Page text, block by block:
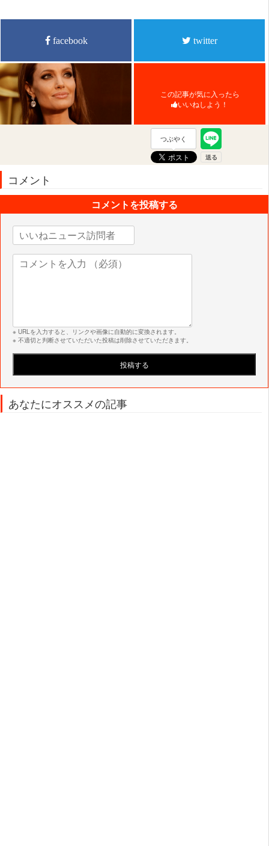
facebook twitter
この記事が気に入ったら
いいねしよう！
つぶやく
コメント
コメントを投稿する
※ URLを入力すると、リンクや画像に自動的に変換されます。
※ 不適切と判断させていただいた投稿は削除させていただきます。
あなたにオススメの記事